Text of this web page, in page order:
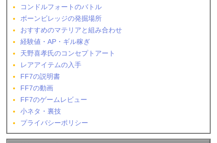
コンドルフォートのバトル
ボーンビレッジの発掘場所
おすすめのマテリアと組み合わせ
経験値・AP・ギル稼ぎ
天野喜孝氏のコンセプトアート
レアアイテムの入手
FF7の説明書
FF7の動画
FF7のゲームレビュー
小ネタ・裏技
プライバシーポリシー